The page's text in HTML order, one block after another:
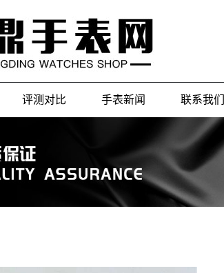
评测对比 手表新闻 联系我们